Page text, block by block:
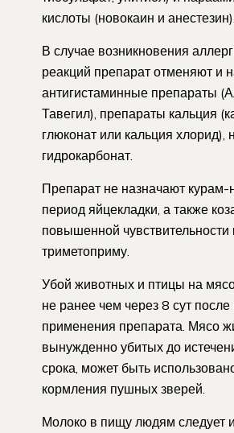
кислоты (новокаин и анестезин).
В случае возникновения
реакций препарат отменяют и
антигистаминные препараты
Тавегил), препараты кальция
глюконат или кальция хлорид),
гидрокарбонат.
Препарат не назначают
период яйцекладки, а также
повышенной чувствительности
триметоприму.
Убой животных и птицы на
не ранее чем через 8 сут после
применения препарата. Мясо
вынужденно убитых до
срока, может быть
кормления пушных зверей.
Молоко в пищу людям следует